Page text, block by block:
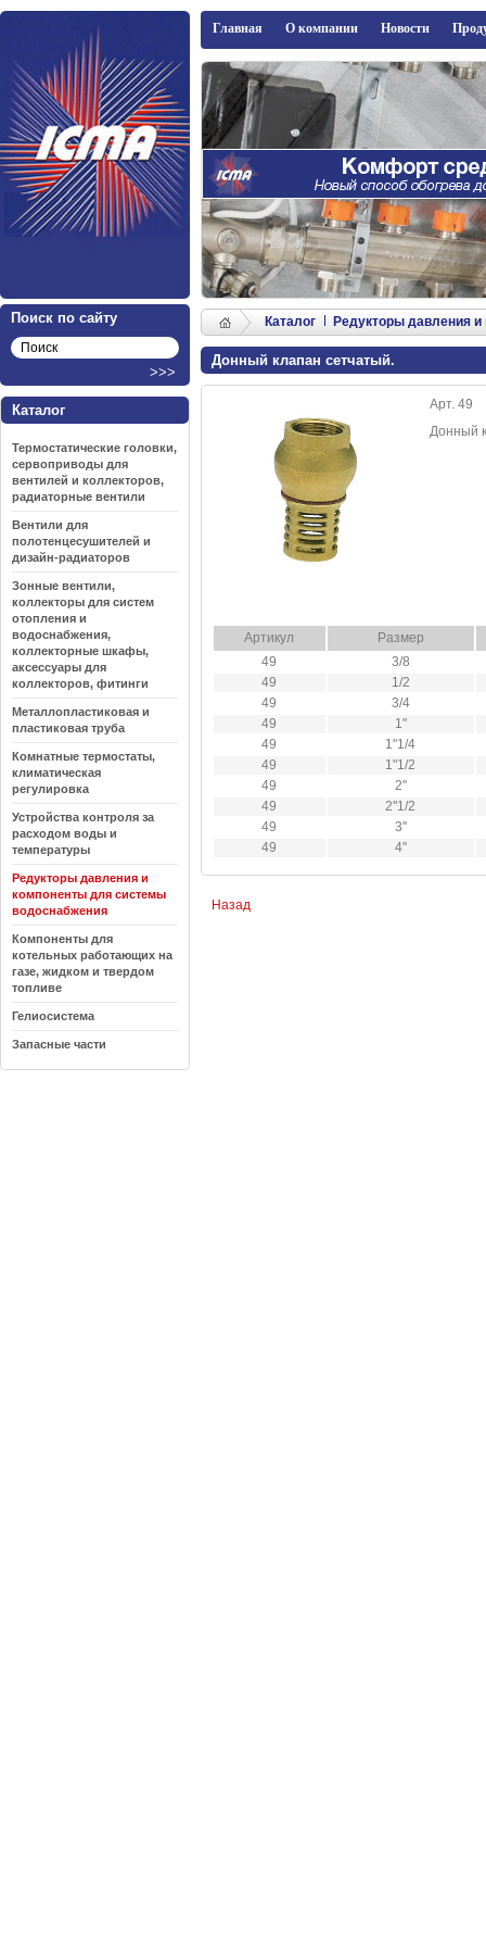
Каталог Редукторы давления
Донный клапан сетчатый.
Арт. 49
Донный
Артикул
49
49
49
49
49
49
49
49
49
49
Размер
3/8
1/2
3/4
1"
1"1/4
1"1/2
2''
2''1/2
3''
4''
Назад
Каталог
Термостатические головки,
сервоприводы для
вентилей и коллекторов,
радиаторные вентили
Вентили для
полотенцесушителей и
дизайн-радиаторов
Зонные вентили,
коллекторы для систем
отопления и
водоснабжения,
коллекторные шкафы,
аксессуары для
коллекторов, фитинги
Металлопластиковая и
пластиковая труба
Комнатные термостаты,
климатическая
регулировка
Устройства контроля за
расходом воды и
температуры
Редукторы давления и
компоненты для системы
водоснабжения
Компоненты для
котельных работающих на
газе, жидком и твердом
топливе
Гелиосистема
Запасные части
ICMA
Главная О компании Новости
Поиск по сайту